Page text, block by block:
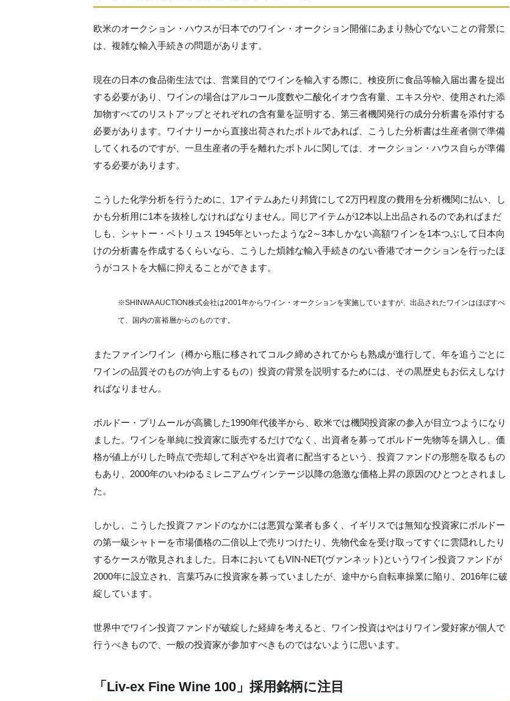
欧米のオークション・ハウスが日本でのワイン・オークション開催にあまり熱心でないことの背景に
は、複雑な輸入手続きの問題があります。
現在の日本の食品衛生法では、営業目的でワインを輸入する際に、検疫所に食品等輸入届出書を提出
する必要があり、ワインの場合はアルコール度数や二酸化イオウ含有量、エキス分や、使用された添
加物すべてのリストアップとそれぞれの含有量を証明する、第三者機関発行の成分分析書を添付する
必要があります。ワイナリーから直接出荷されたボトルであれば、こうした分析書は生産者側で準備
してくれるのですが、一旦生産者の手を離れたボトルに関しては、オークション・ハウス自らが準備
する必要があります。
こうした化学分析を行うために、1アイテムあたり邦貨にして2万円程度の費用を分析機関に払い、し
かも分析用に1本を抜栓しなければなりません。同じアイテムが12本以上出品されるのであればまだ
しも、シャトー・ペトリュス 1945年といったような2～3本しかない高額ワインを1本つぶして日本向
けの分析書を作成するくらいなら、こうした煩雑な輸入手続きのない香港でオークションを行ったほ
うがコストを大幅に抑えることができます。
※SHINWA AUCTION株式会社は2001年からワイン・オークションを実施していますが、出品されたワインはほぼすべ
て、国内の富裕層からのものです。
またファインワイン（樽から瓶に移されてコルク締めされてからも熟成が進行して、年を追うごとに
ワインの品質そのものが向上するもの）投資の背景を説明するためには、その黒歴史もお伝えしなけ
ればなりません。
ボルドー・プリムールが高騰した1990年代後半から、欧米では機関投資家の参入が目立つようになり
ました。ワインを単純に投資家に販売するだけでなく、出資者を募ってボルドー先物等を購入し、価
格が値上がりした時点で売却して利ざやを出資者に配当するという、投資ファンドの形態を取るもの
もあり、2000年のいわゆるミレニアムヴィンテージ以降の急激な価格上昇の原因のひとつとされまし
た。
しかし、こうした投資ファンドのなかには悪質な業者も多く、イギリスでは無知な投資家にボルドー
の第一級シャトーを市場価格の二倍以上で売りつけたり、先物代金を受け取ってすぐに雲隠れしたり
するケースが散見されました。日本においてもVIN-NET(ヴァンネット)というワイン投資ファンドが
2000年に設立され、言葉巧みに投資家を募っていましたが、途中から自転車操業に陥り、2016年に破
綻しています。
世界中でワイン投資ファンドが破綻した経緯を考えると、ワイン投資はやはりワイン愛好家が個人で
行うべきもので、一般の投資家が参加すべきものではないように思います。
「Liv-ex Fine Wine 100」採用銘柄に注目